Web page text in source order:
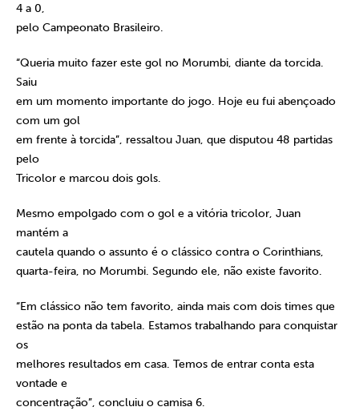
4 a 0,
pelo Campeonato Brasileiro.
“Queria muito fazer este gol no Morumbi, diante da torcida.
Saiu
em um momento importante do jogo. Hoje eu fui abençoado
com um gol
em frente à torcida”, ressaltou Juan, que disputou 48 partidas
pelo
Tricolor e marcou dois gols.
Mesmo empolgado com o gol e a vitória tricolor, Juan
mantém a
cautela quando o assunto é o clássico contra o Corinthians,
quarta-feira, no Morumbi. Segundo ele, não existe favorito.
“Em clássico não tem favorito, ainda mais com dois times que
estão na ponta da tabela. Estamos trabalhando para conquistar
os
melhores resultados em casa. Temos de entrar conta esta
vontade e
concentração”, concluiu o camisa 6.